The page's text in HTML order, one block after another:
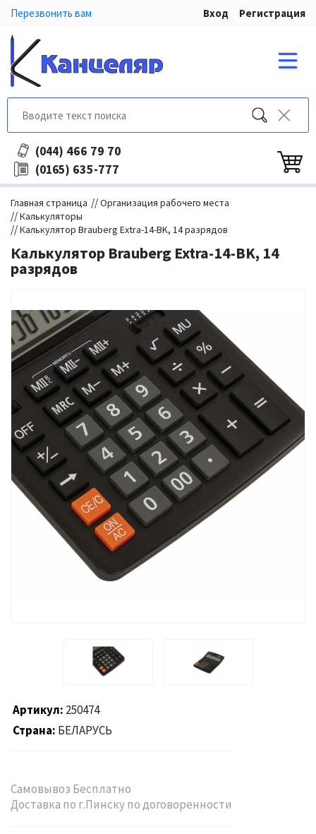
Перезвонить вам Вход Регистрация
(044) 466 79 70
(0165) 635-777
Главная страница //Организация рабочего места
//Калькуляторы
//Калькулятор Brauberg Extra-14-BK, 14 разрядов
Калькулятор Brauberg Extra-14-BK, 14
разрядов
Артикул 250474
Страна БЕЛАРУСЬ
Самовывоз Бесплатно
Доставка по г.Пинску по договоренности